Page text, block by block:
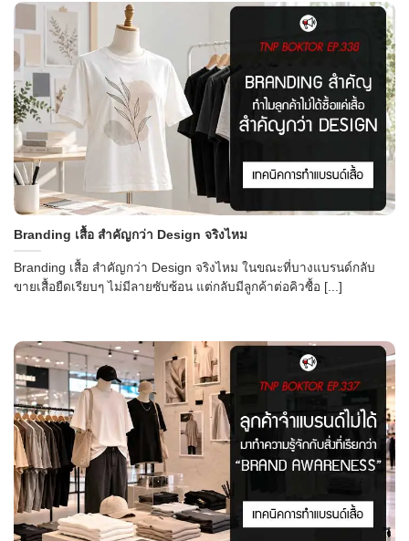
Branding เสื้อ สำคัญกว่า Design จริงไหม
Branding เสื้อ สำคัญกว่า Design จริงไหม ในขณะที่บางแบรนด์กลับ
ขายเสื้อยืดเรียบๆ ไม่มีลายซับซ้อน แต่กลับมีลูกค้าต่อคิวซื้อ [...]